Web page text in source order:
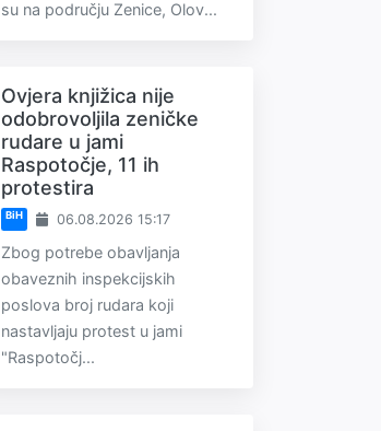
su na području Zenice, Olov...
Ovjera knjižica nije
odobrovoljila zeničke
rudare u jami
Raspotočje, 11 ih
protestira
BiH 06.08.2026 15:17
Zbog potrebe obavljanja
obaveznih inspekcijskih
poslova broj rudara koji
nastavljaju protest u jami
"Raspotočj...